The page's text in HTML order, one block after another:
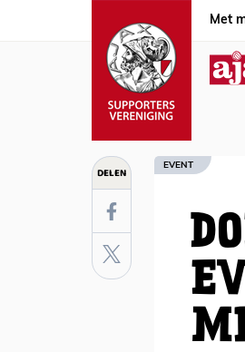
Met
DELEN EVENT